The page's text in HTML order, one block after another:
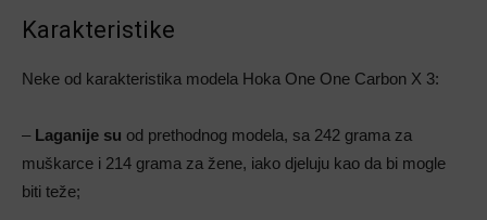
Karakteristike
Neke od karakteristika modela Hoka One One Carbon X 3:
– Laganije su od prethodnog modela, sa 242 grama za
muškarce i 214 grama za žene, iako djeluju kao da bi mogle
biti teže;